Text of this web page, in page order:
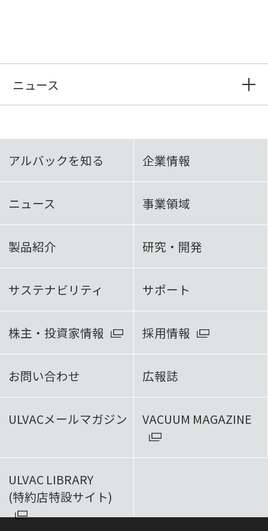
ニュース
アルバックを知る 企業情報
ニュース 事業領域
製品紹介 研究・開発
サステナビリティ サポート
株主・投資家情報 採用情報
お問い合わせ 広報誌
ULVACメールマガジン VACUUM MAGAZINE
ULVAC LIBRARY
(特約店特設サイト)